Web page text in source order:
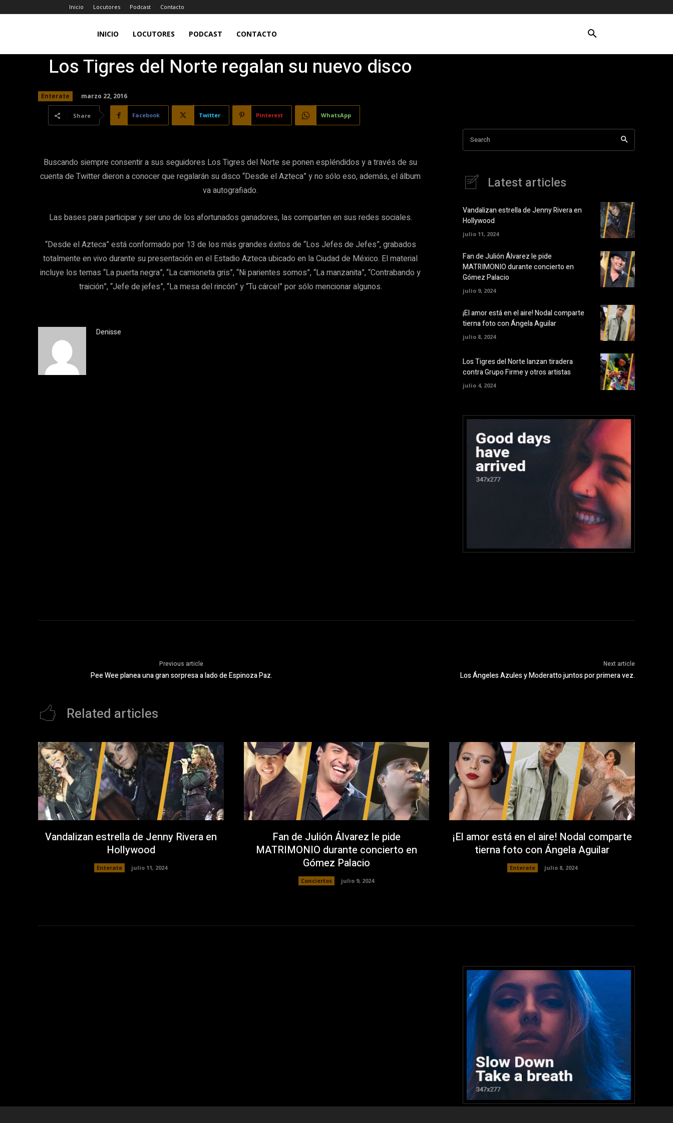
Inicio Locutores Podcast Contacto
JEFA
98.7FM
INICIO LOCUTORES PODCAST CONTACTO
Los Tigres del Norte regalan su nuevo disco
Enterate marzo 22, 2016
Share Facebook Twitter Pinterest WhatsApp
Buscando siempre consentir a sus seguidores Los Tigres del Norte se ponen espléndidos y a través de su
cuenta de Twitter dieron a conocer que regalarán su disco “Desde el Azteca” y no sólo eso, además, el álbum
va autografiado.
Las bases para participar y ser uno de los afortunados ganadores, las comparten en sus redes sociales.
“Desde el Azteca” está conformado por 13 de los más grandes éxitos de “Los Jefes de Jefes”, grabados
totalmente en vivo durante su presentación en el Estadio Azteca ubicado en la Ciudad de México. El material
incluye los temas “La puerta negra”, “La camioneta gris”, “Ni parientes somos”, “La manzanita”, “Contrabando y
traición”, “Jefe de jefes”, “La mesa del rincón” y “Tu cárcel” por sólo mencionar algunos.
Denisse
Search
Latest articles
Vandalizan estrella de Jenny Rivera en
Hollywood
julio 11, 2024
Fan de Julión Álvarez le pide
MATRIMONIO durante concierto en
Gómez Palacio
julio 9, 2024
¡El amor está en el aire! Nodal comparte
tierna foto con Ángela Aguilar
julio 8, 2024
Los Tigres del Norte lanzan tiradera
contra Grupo Firme y otros artistas
julio 4, 2024
Previous article
Pee Wee planea una gran sorpresa a lado de Espinoza Paz.
Next article
Los Ángeles Azules y Moderatto juntos por primera vez.
Related articles
Vandalizan estrella de Jenny Rivera en
Hollywood
Enterate julio 11, 2024
Fan de Julión Álvarez le pide
MATRIMONIO durante concierto en
Gómez Palacio
Conciertos julio 9, 2024
¡El amor está en el aire! Nodal comparte
tierna foto con Ángela Aguilar
Enterate julio 8, 2024